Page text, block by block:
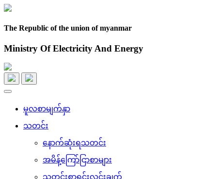
The Republic of the union of myanmar
Ministry Of Electricity And Energy
Toggle
မူလစာမျက်နှာ
သတင်း
နောက်ဆုံးရသတင်း
အမိန့်ကြော်ငြာစာများ
သတင်းစာရှင်းလင်းချက်